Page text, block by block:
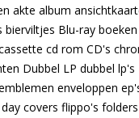
akte album
bierviltjes Blu-ray boeken
cd rom CD's
Dubbel LP dubbel lp's
enveloppen
covers flippo's folders